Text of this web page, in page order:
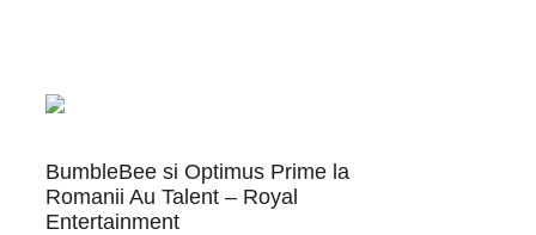
BumbleBee si Optimus Prime la
Romanii Au Talent – Royal
Entertainment